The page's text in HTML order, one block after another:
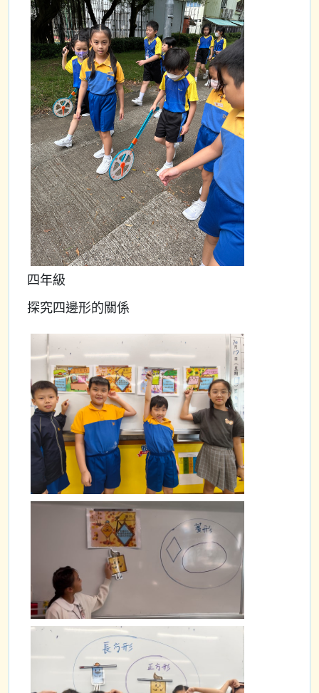
四年級
探究四邊形的關係